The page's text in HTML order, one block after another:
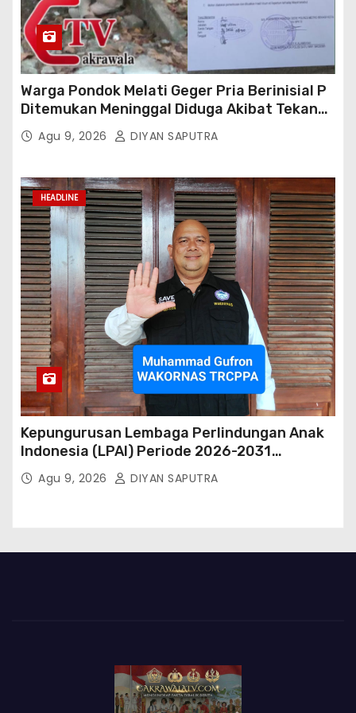
Warga Pondok Melati Geger Pria Berinisial P
Ditemukan Meninggal Diduga Akibat Tekanan
Hutang
Agu 9, 2026 DIYAN SAPUTRA
HEADLINE
Kepungurusan Lembaga Perlindungan Anak
Indonesia (LPAI) Periode 2026-2031
Terbentuk, Wakil Kordinator Nasional Tim
Reaksi Cepat Perlindungan Perempuan Anak
Agu 9, 2026 DIYAN SAPUTRA